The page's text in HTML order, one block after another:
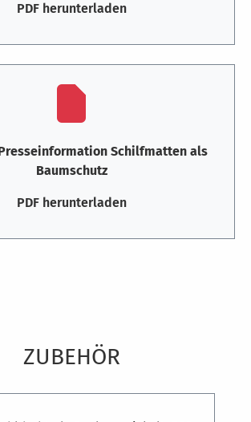
PDF herunterladen
Schilfmatten als
Baumschutz
PDF herunterladen
überspringen
ZUBEHÖR